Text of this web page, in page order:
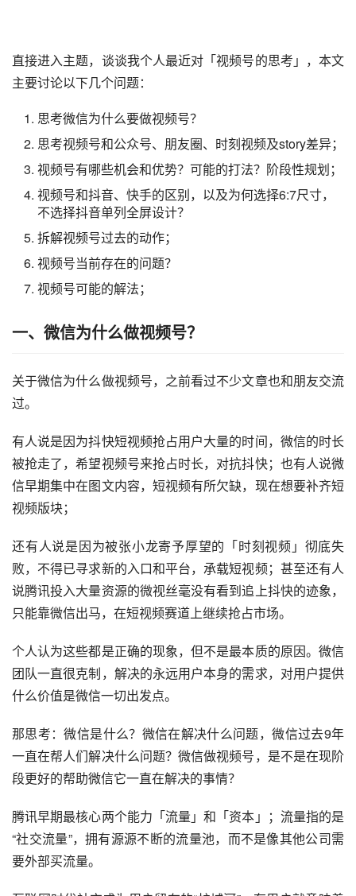
直接进入主题，谈谈我个人最近对「视频号的思考」，本文
主要讨论以下几个问题：
思考微信为什么要做视频号？
思考视频号和公众号、朋友圈、时刻视频及story差异；
视频号有哪些机会和优势？可能的打法？阶段性规划；
视频号和抖音、快手的区别，以及为何选择6:7尺寸，
不选择抖音单列全屏设计？
拆解视频号过去的动作；
视频号当前存在的问题？
视频号可能的解法；
一、微信为什么做视频号？
关于微信为什么做视频号，之前看过不少文章也和朋友交流
过。
有人说是因为抖快短视频抢占用户大量的时间，微信的时长
被抢走了，希望视频号来抢占时长，对抗抖快；也有人说微
信早期集中在图文内容，短视频有所欠缺，现在想要补齐短
视频版块；
还有人说是因为被张小龙寄予厚望的「时刻视频」彻底失
败，不得已寻求新的入口和平台，承载短视频；甚至还有人
说腾讯投入大量资源的微视丝毫没有看到追上抖快的迹象，
只能靠微信出马，在短视频赛道上继续抢占市场。
个人认为这些都是正确的现象，但不是最本质的原因。微信
团队一直很克制，解决的永远用户本身的需求，对用户提供
什么价值是微信一切出发点。
那思考：微信是什么？微信在解决什么问题，微信过去9年
一直在帮人们解决什么问题？微信做视频号，是不是在现阶
段更好的帮助微信它一直在解决的事情？
腾讯早期最核心两个能力「流量」和「资本」；流量指的是
“社交流量”，拥有源源不断的流量池，而不是像其他公司需
要外部买流量。